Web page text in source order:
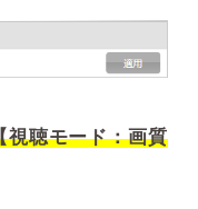
聴モード：画質